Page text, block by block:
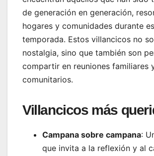
de generación en generación,
hogares y comunidades durante
temporada. Estos villancicos no
nostalgia, sino que también son
compartir en reuniones familiares
comunitarios.
Villancicos más
Campana sobre campana:
que invita a la reflexión y al